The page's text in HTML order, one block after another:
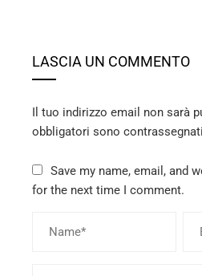
LASCIA UN COMMENTO
Il tuo indirizzo email non sarà
obbligatori sono contrassegnati
Save my name, email, and
for the next time I comment.